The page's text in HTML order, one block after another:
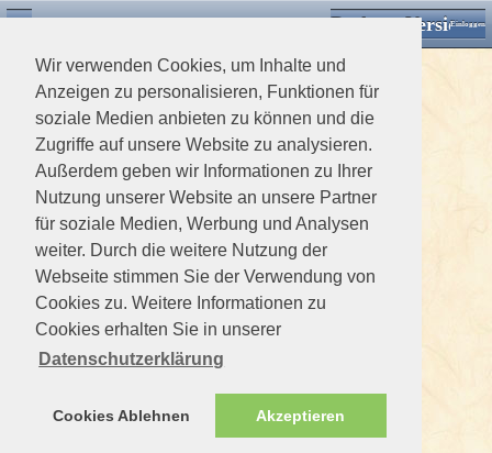
Wir verwenden Cookies, um Inhalte und
Anzeigen zu personalisieren, Funktionen für
soziale Medien anbieten zu können und die
Zugriffe auf unsere Website zu analysieren.
Außerdem geben wir Informationen zu Ihrer
Nutzung unserer Website an unsere Partner
für soziale Medien, Werbung und Analysen
weiter. Durch die weitere Nutzung der
Webseite stimmen Sie der Verwendung von
Cookies zu. Weitere Informationen zu
Cookies erhalten Sie in unserer
Datenschutzerklärung
Cookies Ablehnen Akzeptieren
Desktop VersionEinloggen